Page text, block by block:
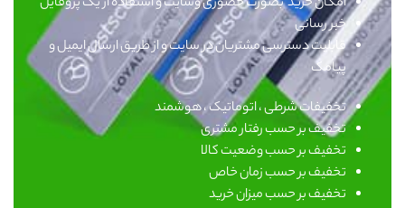
خبر رسانی
قابلیت دسترسی مشتریان در سایت و از طریق ارسال ایمیل و
پیامک
تخفیفات شرطی ، اتوماتیک ، هوشمند
تخفیف بر حسب رفتار مشتری
تخفیف بر حسب وضعیت کالا
تخفیف بر حسب زمان خاص
تخفیف بر حسب میزان خرید